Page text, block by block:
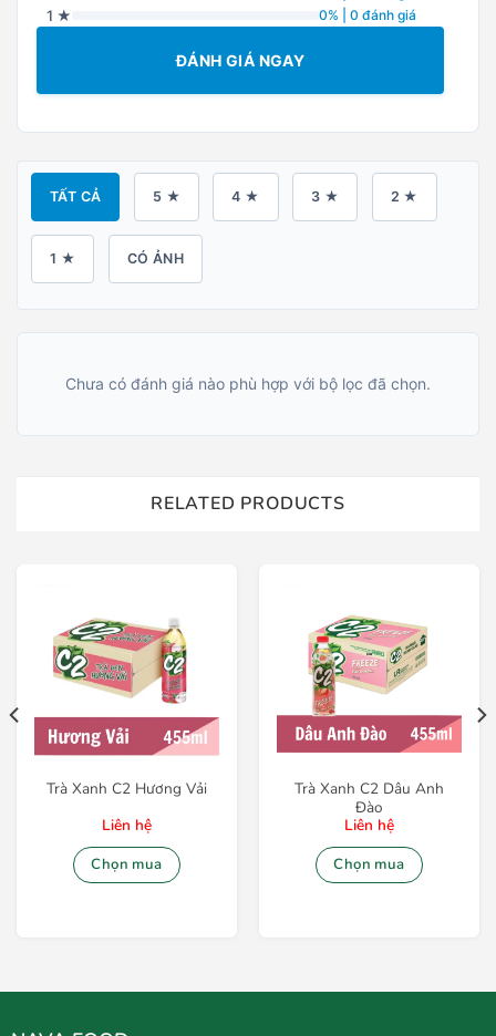
1 ★ 0% | 0 đánh giá
ĐÁNH GIÁ NGAY
TẤT CẢ 5 ★ 4 ★ 3 ★ 2 ★
1 ★ CÓ ẢNH
Chưa có đánh giá nào phù hợp với bộ lọc đã chọn.
RELATED PRODUCTS
Trà Xanh C2 Hương Vải
Liên hệ
Chọn mua
Trà Xanh C2 Dâu Anh
Đào
Liên hệ
Chọn mua